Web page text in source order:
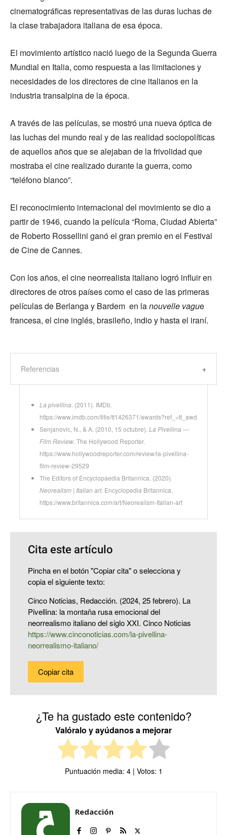
cinematográficas representativas de las duras luchas de
la clase trabajadora italiana de esa época.
El movimiento artístico nació luego de la Segunda Guerra
Mundial en Italia, como respuesta a las limitaciones y
necesidades de los directores de cine italianos en la
industria transalpina de la época.
A través de las películas, se mostró una nueva óptica de
las luchas del mundo real y de las realidad sociopolíticas
de aquellos años que se alejaban de la frivolidad que
mostraba el cine realizado durante la guerra, como
“teléfono blanco”.
El reconocimiento internacional del movimiento se dio a
partir de 1946, cuando la película “Roma, Ciudad Abierta”
de Roberto Rossellini ganó el gran premio en el Festival
de Cine de Cannes.
Con los años, el cine neorrealista italiano logró influir en
directores de otros países como el caso de las primeras
películas de Berlanga y Bardem en lanouvelle vague
francesa, el cine inglés, brasileño, indio y hasta el iraní.
Referencias
La pivellina. (2011). IMDb.
https://www.imdb.com/title/tt1426371/awards?ref_=tt_awd
Senjanovic, N., & A. (2010, 15 octubre).La Pivellina —
Film Review. The Hollywood Reporter.
https://www.hollywoodreporter.com/review/la-pivellina-
film-review-29529
The Editors of Encyclopaedia Britannica. (2020).
Neorealism | Italian art. Encyclopedia Britannica.
https://www.britannica.com/art/Neorealism-Italian-art
Cita este artículo
Pincha en el botón "Copiar cita" o selecciona y
copia el siguiente texto:
Cinco Noticias, Redacción. (2024, 25 febrero). La
Pivellina: la montaña rusa emocional del
neorrealismo italiano del siglo XXI. Cinco Noticias
https://www.cinconoticias.com/la-pivellina-
neorrealismo-italiano/
Copiar cita
¿Te ha gustado este contenido?
Valóralo y ayúdanos a mejorar
Puntuación media: 4| Votos: 1
Redacción